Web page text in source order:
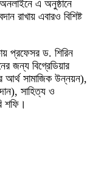
এ অনুষ্ঠানে
রাখায় এবারও বিশিষ্ট
প্রফেসর ড. শিরিন
জন্য বিগ্রেডিয়ার
আর্থ সামাজিক উন্নয়ন),
সাহিত্য ও
শফি।